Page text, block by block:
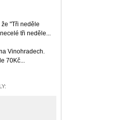
"Tři neděle
tři neděle...
Vinohradech.
70Kč...